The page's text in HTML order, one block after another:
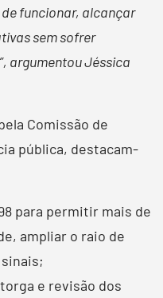
funcionar, alcançar
sem sofrer
argumentou Jéssica
Comissão de
pública, destacam-
para permitir mais de
ampliar o raio de
e revisão dos